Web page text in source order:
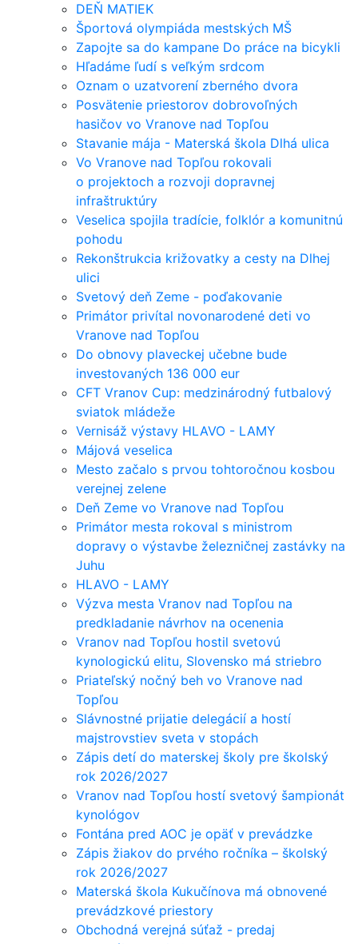
DEŇ MATIEK
Športová olympiáda mestských MŠ
Zapojte sa do kampane Do práce na bicykli
Hľadáme ľudí s veľkým srdcom
Oznam o uzatvorení zberného dvora
Posvätenie priestorov dobrovoľných
hasičov vo Vranove nad Topľou
Stavanie mája - Materská škola Dlhá ulica
Vo Vranove nad Topľou rokovali
o projektoch a rozvoji dopravnej
infraštruktúry
Veselica spojila tradície, folklór a komunitnú
pohodu
Rekonštrukcia križovatky a cesty na Dlhej
ulici
Svetový deň Zeme - poďakovanie
Primátor privítal novonarodené deti vo
Vranove nad Topľou
Do obnovy plaveckej učebne bude
investovaných 136 000 eur
CFT Vranov Cup: medzinárodný futbalový
sviatok mládeže
Vernisáž výstavy HLAVO - LAMY
Májová veselica
Mesto začalo s prvou tohtoročnou kosbou
verejnej zelene
Deň Zeme vo Vranove nad Topľou
Primátor mesta rokoval s ministrom
dopravy o výstavbe železničnej zastávky na
Juhu
HLAVO - LAMY
Výzva mesta Vranov nad Topľou na
predkladanie návrhov na ocenenia
Vranov nad Topľou hostil svetovú
kynologickú elitu, Slovensko má striebro
Priateľský nočný beh vo Vranove nad
Topľou
Slávnostné prijatie delegácií a hostí
majstrovstiev sveta v stopách
Zápis detí do materskej školy pre školský
rok 2026/2027
Vranov nad Topľou hostí svetový šampionát
kynológov
Fontána pred AOC je opäť v prevádzke
Zápis žiakov do prvého ročníka – školský
rok 2026/2027
Materská škola Kukučínova má obnovené
prevádzkové priestory
Obchodná verejná súťaž - predaj